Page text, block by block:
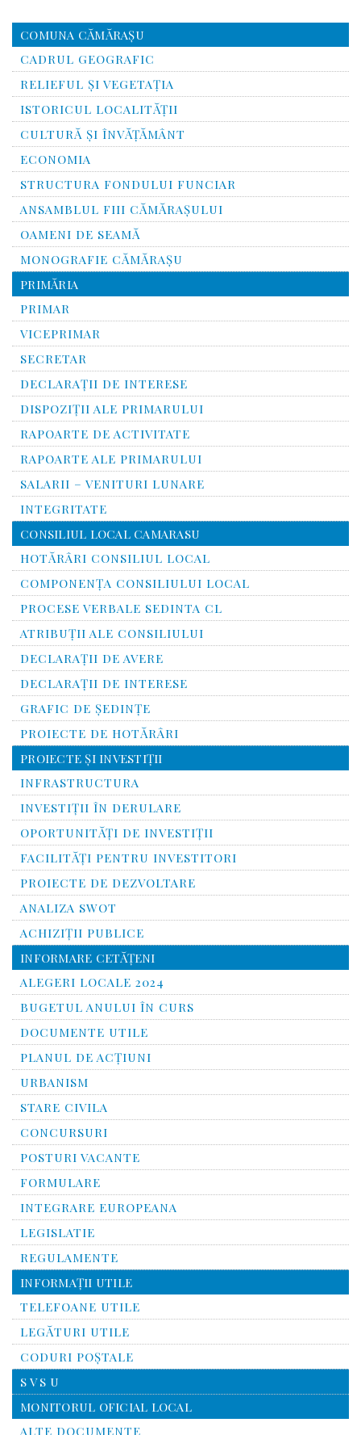
COMUNA CĂMĂRAȘU
CADRUL GEOGRAFIC
RELIEFUL ŞI VEGETAŢIA
ISTORICUL LOCALITĂŢII
CULTURĂ ŞI ÎNVĂŢĂMÂNT
ECONOMIA
STRUCTURA FONDULUI FUNCIAR
ANSAMBLUL FIII CĂMĂRAŞULUI
OAMENI DE SEAMĂ
MONOGRAFIE CĂMĂRAŞU
PRIMĂRIA
PRIMAR
VICEPRIMAR
SECRETAR
DECLARAȚII DE INTERESE
DISPOZIȚII ALE PRIMARULUI
RAPOARTE DE ACTIVITATE
RAPOARTE ALE PRIMARULUI
SALARII – VENITURI LUNARE
INTEGRITATE
CONSILIUL LOCAL CAMARASU
HOTĂRÂRI CONSILIUL LOCAL
COMPONENŢA CONSILIULUI LOCAL
PROCESE VERBALE SEDINTA CL
ATRIBUŢII ALE CONSILIULUI
DECLARAȚII DE AVERE
DECLARAŢII DE INTERESE
GRAFIC DE ŞEDINŢE
PROIECTE DE HOTĂRÂRI
PROIECTE ŞI INVESTIŢII
INFRASTRUCTURA
INVESTIŢII ÎN DERULARE
OPORTUNITĂŢI DE INVESTIŢII
FACILITĂŢI PENTRU INVESTITORI
PROIECTE DE DEZVOLTARE
ANALIZA SWOT
ACHIZIȚII PUBLICE
INFORMARE CETĂŢENI
ALEGERI LOCALE 2024
BUGETUL ANULUI ÎN CURS
DOCUMENTE UTILE
PLANUL DE ACȚIUNI
URBANISM
STARE CIVILA
CONCURSURI
POSTURI VACANTE
FORMULARE
INTEGRARE EUROPEANA
LEGISLATIE
REGULAMENTE
INFORMAŢII UTILE
TELEFOANE UTILE
LEGĂTURI UTILE
CODURI POŞTALE
S V S U
MONITORUL OFICIAL LOCAL
ALTE DOCUMENTE